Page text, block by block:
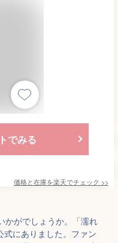
でみる
価格と在庫を楽天でチェック >>
かがでしょうか。「濡れ
式にありました。ファン